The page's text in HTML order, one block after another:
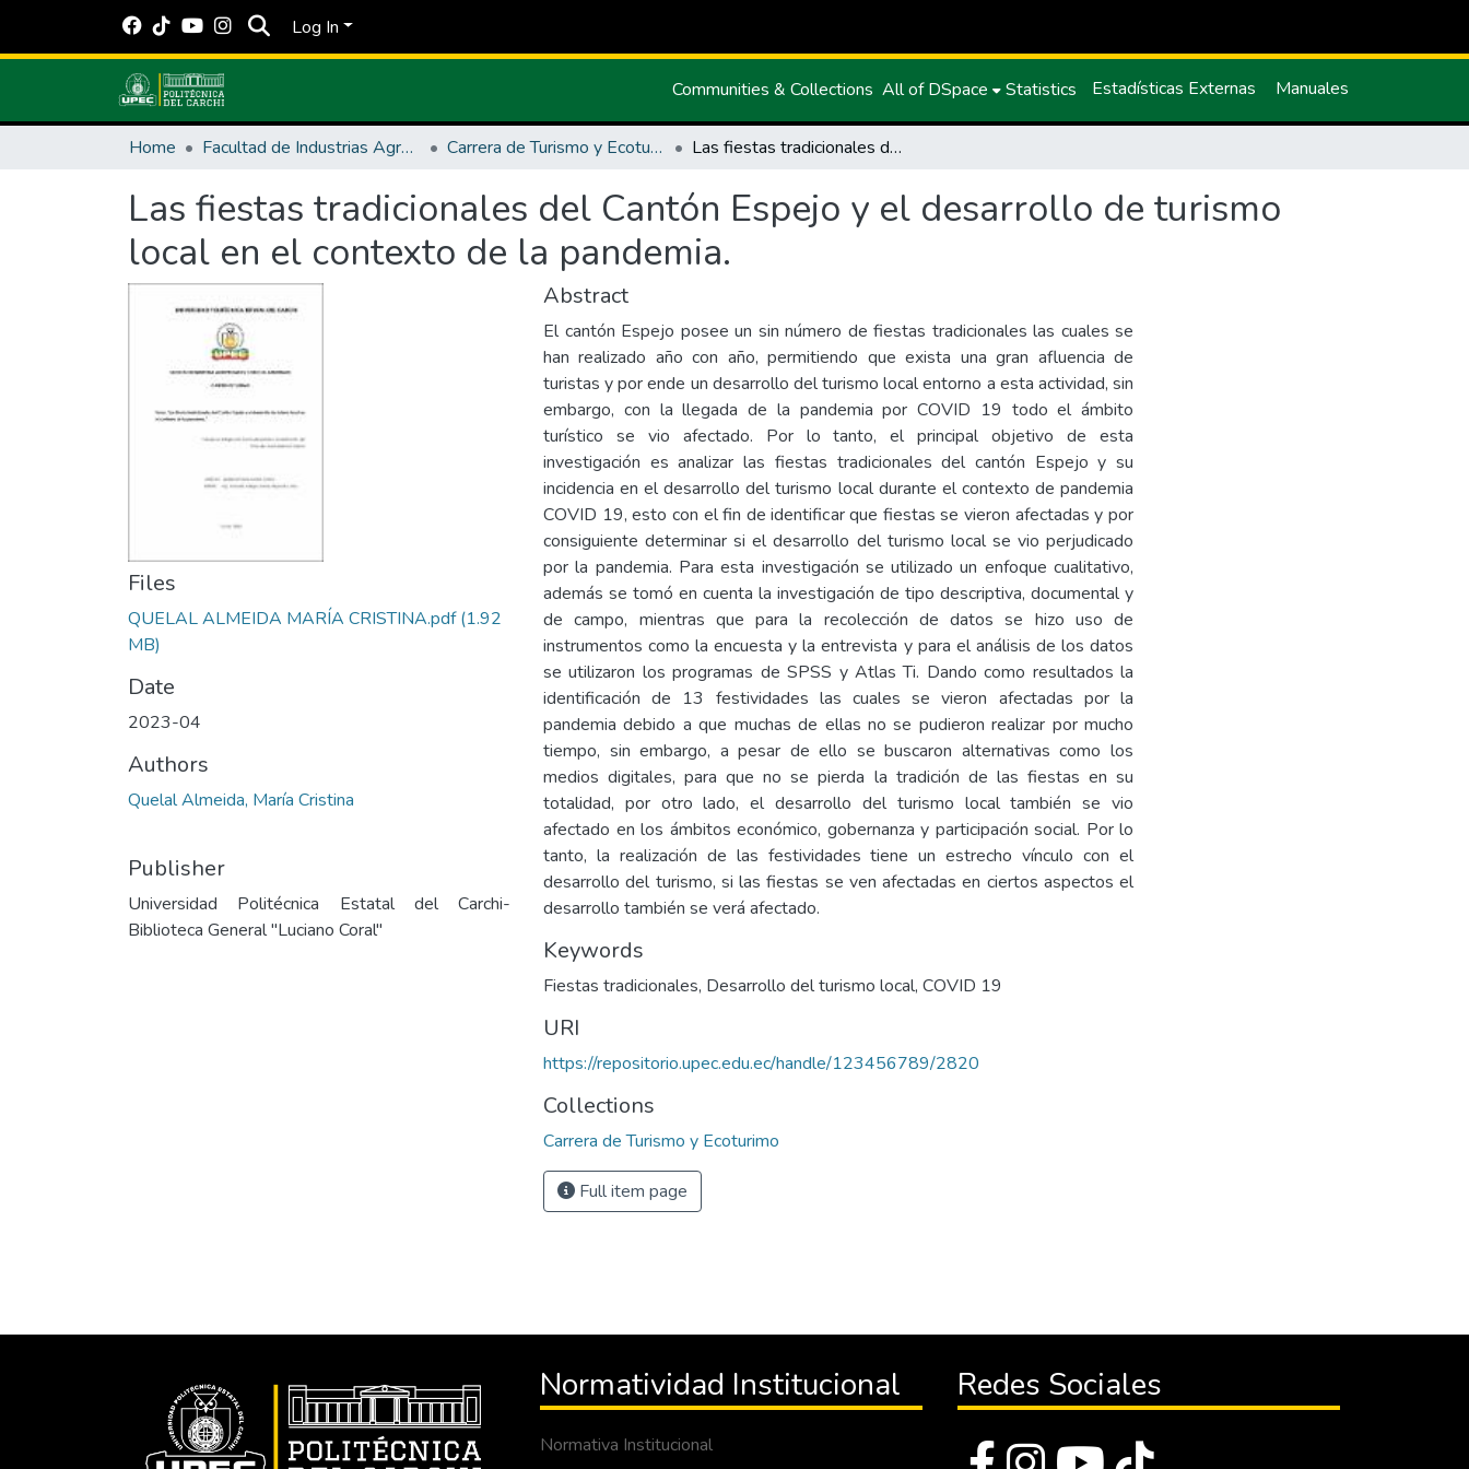
Log In
Communities & Collections All of DSpace Statistics Estadísticas Externas Manuales
Home Facultad de Industrias Agropecuarias y Ciencias Ambientales Carrera de Turismo y Ecoturimo Las fiestas tradicionales del Cantón Espejo y el desarrollo de turismo local en el contexto de la pandemia.
Las fiestas tradicionales del Cantón Espejo y el desarrollo de turismo
local en el contexto de la pandemia.
Files
QUELAL ALMEIDA MARÍA CRISTINA.pdf(1.92
MB)
Date
2023-04
Authors
Quelal Almeida, María Cristina
Publisher
Universidad Politécnica Estatal del Carchi-
Biblioteca General "Luciano Coral"
Abstract
El cantón Espejo posee un sin número de fiestas tradicionales las cuales se
han realizado año con año, permitiendo que exista una gran afluencia de
turistas y por ende un desarrollo del turismo local entorno a esta actividad, sin
embargo, con la llegada de la pandemia por COVID 19 todo el ámbito
turístico se vio afectado. Por lo tanto, el principal objetivo de esta
investigación es analizar las fiestas tradicionales del cantón Espejo y su
incidencia en el desarrollo del turismo local durante el contexto de pandemia
COVID 19, esto con el fin de identificar que fiestas se vieron afectadas y por
consiguiente determinar si el desarrollo del turismo local se vio perjudicado
por la pandemia. Para esta investigación se utilizado un enfoque cualitativo,
además se tomó en cuenta la investigación de tipo descriptiva, documental y
de campo, mientras que para la recolección de datos se hizo uso de
instrumentos como la encuesta y la entrevista y para el análisis de los datos
se utilizaron los programas de SPSS y Atlas Ti. Dando como resultados la
identificación de 13 festividades las cuales se vieron afectadas por la
pandemia debido a que muchas de ellas no se pudieron realizar por mucho
tiempo, sin embargo, a pesar de ello se buscaron alternativas como los
medios digitales, para que no se pierda la tradición de las fiestas en su
totalidad, por otro lado, el desarrollo del turismo local también se vio
afectado en los ámbitos económico, gobernanza y participación social. Por lo
tanto, la realización de las festividades tiene un estrecho vínculo con el
desarrollo del turismo, si las fiestas se ven afectadas en ciertos aspectos el
desarrollo también se verá afectado.
Keywords
Fiestas tradicionales, Desarrollo del turismo local, COVID 19
URI
https://repositorio.upec.edu.ec/handle/123456789/2820
Collections
Carrera de Turismo y Ecoturimo
Full item page
Normatividad Institucional
Normativa Institucional
Redes Sociales